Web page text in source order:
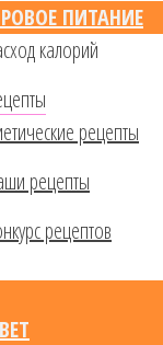
ПИТАНИЕ
калорий
рецепты
рецепты
рецептов